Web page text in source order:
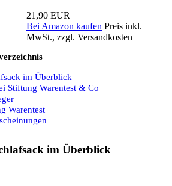
21,90 EUR
Bei Amazon kaufen Preis inkl.
MwSt., zzgl. Versandkosten
im Überblick
Stiftung Warentest & Co
Warentest
im Überblick